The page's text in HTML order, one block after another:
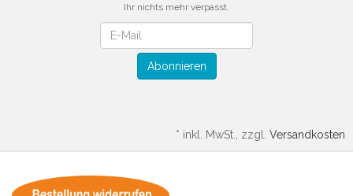
Ihr nichts mehr verpasst.
Abonnieren
* inkl. MwSt., zzgl. Versandkosten